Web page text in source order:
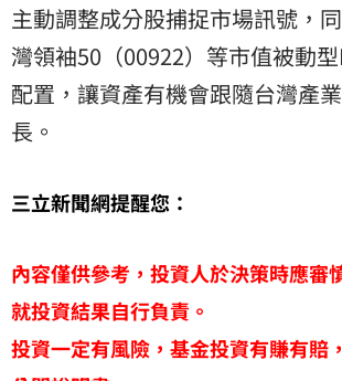
主動調整成分股捕捉市場訊號，
灣領袖50（00922）等市值被動
配置，讓資產有機會跟隨台灣產
長。
三立新聞網提醒您：
內容僅供參考，投資人於決策時應審
就投資結果自行負責。
投資一定有風險，基金投資有賺有賠